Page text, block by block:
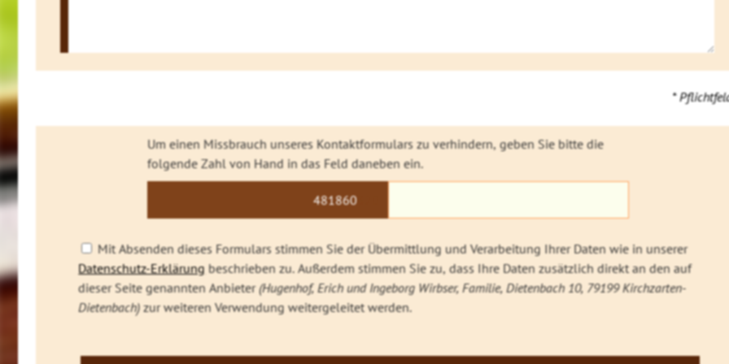
*
Um einen Missbrauch unseres Kontaktformulars zu verhindern, geben Sie bitte die
folgende Zahl von Hand in das Feld daneben ein.
481860
Mit Absenden dieses Formulars stimmen Sie der Übermittlung und Verarbeitung Ihrer Daten wie in unserer
Datenschutz-Erklärung beschrieben zu. Außerdem stimmen Sie zu, dass Ihre Daten zusätzlich direkt an den auf
dieser Seite genannten Anbieter(Hugenhof, Erich und Ingeborg Wirbser, Familie, Dietenbach 10, 79199 Kirchzarten-
Dietenbach)zur weiteren Verwendung weitergeleitet werden.